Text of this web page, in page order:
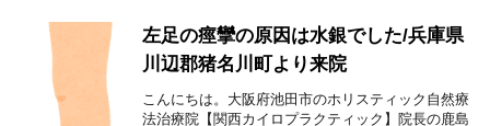
左足の痙攣の原因は水銀でした/兵庫県
川辺郡猪名川町より来院
こんにちは。大阪府池田市のホリスティック自然療
法治療院【関西カイロプラクティック】院長の鹿島